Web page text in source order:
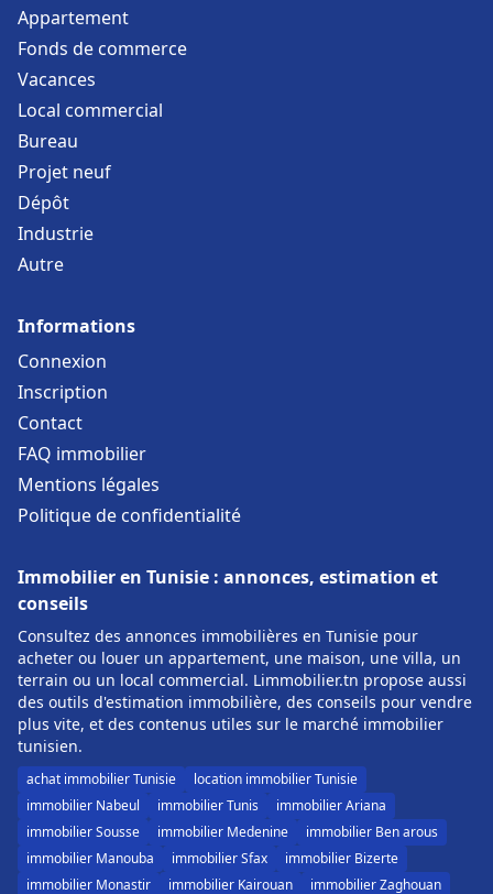
Appartement
Fonds de commerce
Vacances
Local commercial
Bureau
Projet neuf
Dépôt
Industrie
Autre
Informations
Connexion
Inscription
Contact
FAQ immobilier
Mentions légales
Politique de confidentialité
Immobilier en Tunisie : annonces, estimation et
conseils
Consultez des annonces immobilières en Tunisie pour
acheter ou louer un appartement, une maison, une villa, un
terrain ou un local commercial. Limmobilier.tn propose aussi
des outils d'estimation immobilière, des conseils pour vendre
plus vite, et des contenus utiles sur le marché immobilier
tunisien.
achat immobilier Tunisie
location immobilier Tunisie
immobilier Nabeul
immobilier Tunis
immobilier Ariana
immobilier Sousse
immobilier Medenine
immobilier Ben arous
immobilier Manouba
immobilier Sfax
immobilier Bizerte
immobilier Monastir
immobilier Kairouan immobilier Zaghouan